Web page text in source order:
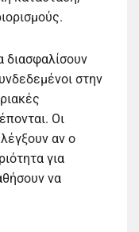
διασφαλίσουν
στην
Οι
αν ο
για
να